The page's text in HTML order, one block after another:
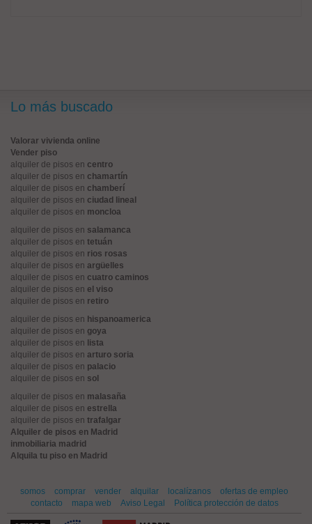
Lo más buscado
Valorar vivienda online
Vender piso
alquiler de pisos en centro
alquiler de pisos en chamartín
alquiler de pisos en chamberí
alquiler de pisos en ciudad lineal
alquiler de pisos en moncloa
alquiler de pisos en salamanca
alquiler de pisos en tetuán
alquiler de pisos en rios rosas
alquiler de pisos en argüelles
alquiler de pisos en cuatro caminos
alquiler de pisos en el viso
alquiler de pisos en retiro
alquiler de pisos en hispanoamerica
alquiler de pisos en goya
alquiler de pisos en lista
alquiler de pisos en arturo soria
alquiler de pisos en palacio
alquiler de pisos en sol
alquiler de pisos en malasaña
alquiler de pisos en estrella
alquiler de pisos en trafalgar
Alquiler de pisos en Madrid
inmobiliaria madrid
Alquila tu piso en Madrid
somos comprar vender alquilar localízanos
ofertas de empleo
contacto
mapa web Aviso Legal Política protección de datos